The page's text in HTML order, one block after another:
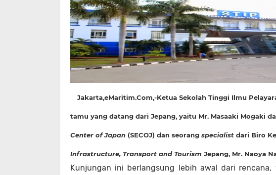
Jakarta,eMaritim.Com,-Ketua Sekolah Tinggi Ilmu
tamu yang datang dari Jepang, yaitu Mr. Masaaki Mogaki
Center of Japan (SECOJ) dan seorang specialist dari Biro
Infrastructure, Transport and Tourism Jepang, Mr. Naoya
Kunjungan ini berlangsung lebih awal dari